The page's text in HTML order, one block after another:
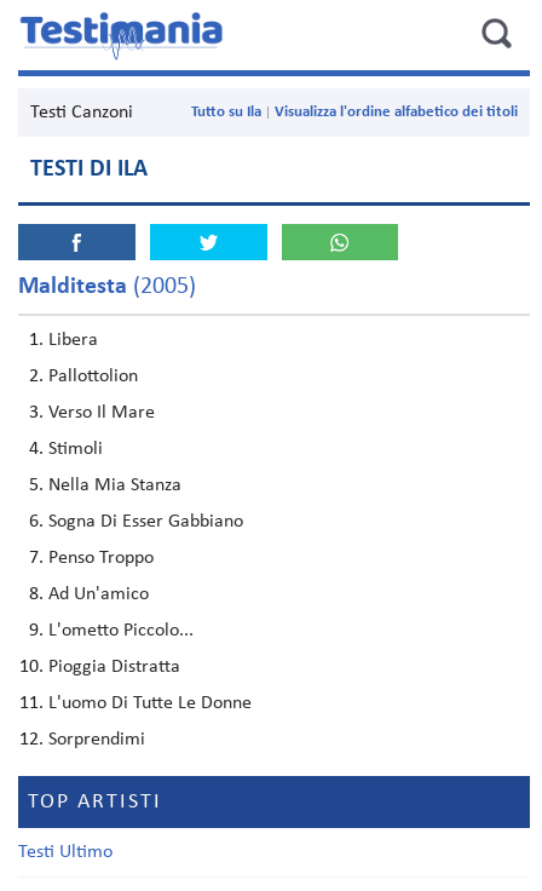
Testi Canzoni Visualizza l'ordine alfabetico dei titoli
Tutto su Ila
TESTI DI ILA
Malditesta (2005)
Libera
Pallottolion
Verso Il Mare
Stimoli
Nella Mia Stanza
Sogna Di Esser Gabbiano
Penso Troppo
Ad Un'amico
L'ometto Piccolo...
Pioggia Distratta
L'uomo Di Tutte Le Donne
Sorprendimi
TOP ARTISTI
Testi Ultimo